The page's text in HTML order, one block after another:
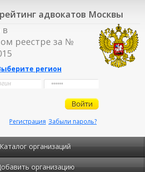
адвокатов Москвы
в
реестре за №
регион
Забыли пароль?
Регистрация
Каталог организаций
организацию